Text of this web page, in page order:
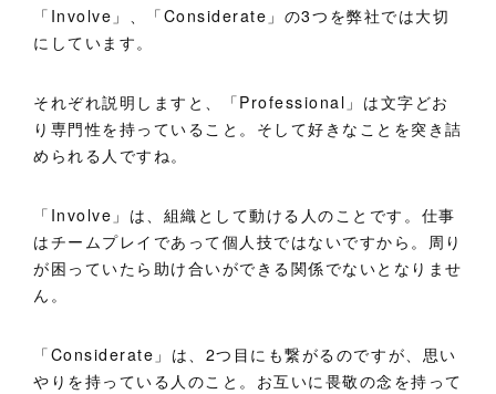
「Involve」、「Considerate」の3つを弊社では大切
にしています。
それぞれ説明しますと、「Professional」は文字どお
り専門性を持っていること。そして好きなことを突き詰
められる人ですね。
「Involve」は、組織として動ける人のことです。仕事
はチームプレイであって個人技ではないですから。周り
が困っていたら助け合いができる関係でないとなりませ
ん。
「Considerate」は、2つ目にも繋がるのですが、思い
やりを持っている人のこと。お互いに畏敬の念を持って